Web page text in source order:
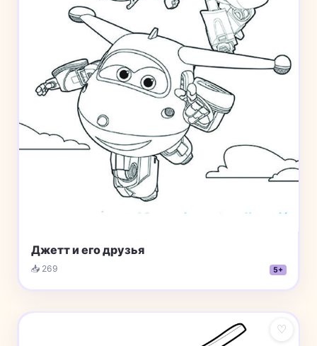
Джетт и его друзья
📥 269 5+
♡